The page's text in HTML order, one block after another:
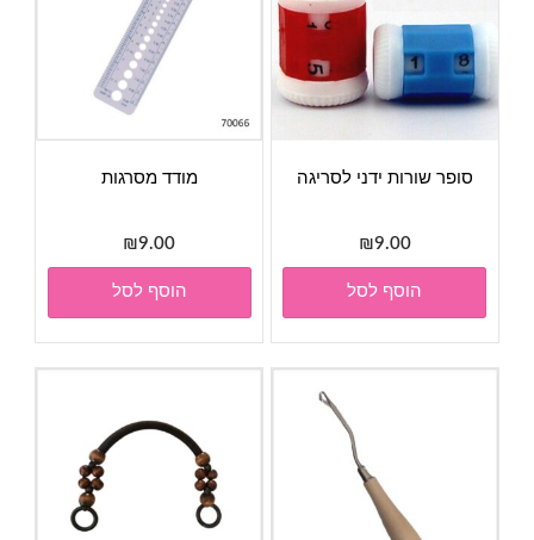
סופר שורות ידני לסריגה
₪9.00
הוסף לסל
מודד מסרגות
₪9.00
הוסף לסל